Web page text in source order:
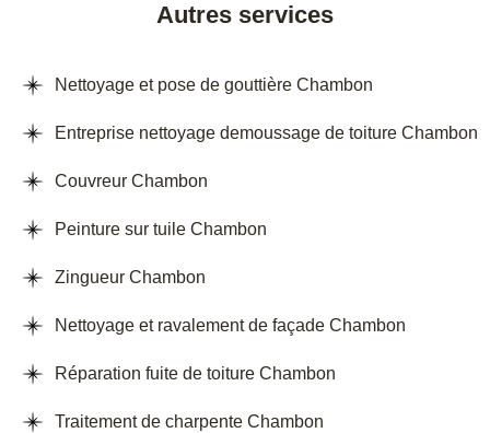
Autres services
Nettoyage et pose de gouttière Chambon
Entreprise nettoyage demoussage de toiture Chambon
Couvreur Chambon
Peinture sur tuile Chambon
Zingueur Chambon
Nettoyage et ravalement de façade Chambon
Réparation fuite de toiture Chambon
Traitement de charpente Chambon